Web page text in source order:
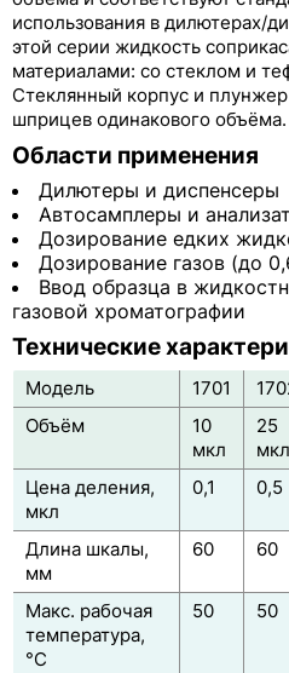
использования в дилютерах/
этой серии жидкость
материалами: со стеклом и
Стеклянный корпус и
шприцев одинакового объёма.
Области применения
Дилютеры и диспенсеры
Автосамплеры и
Дозирование едких
Дозирование газов (до
Ввод образца в
газовой хроматографии
Технические
Модель 1701
Объём
10
мкл
25
мкл
Цена деления,
мкл
0,1 0,5
Длина шкалы,
мм
60 60
Макс. рабочая
температура,
°С
50 50
Шприцы Hamilton серии
Шприцы Hamilton серии